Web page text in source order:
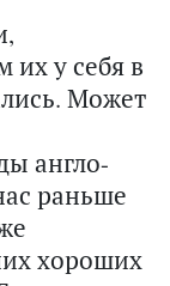
их у себя в
Может
англо-
раньше
хороших